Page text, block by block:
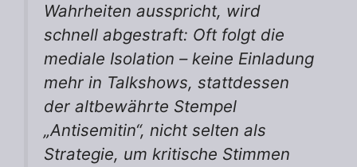
Wahrheiten ausspricht, wird
schnell abgestraft: Oft folgt die
mediale Isolation – keine Einladung
mehr in Talkshows, stattdessen
der altbewährte Stempel
„Antisemitin“, nicht selten als
Strategie, um kritische Stimmen